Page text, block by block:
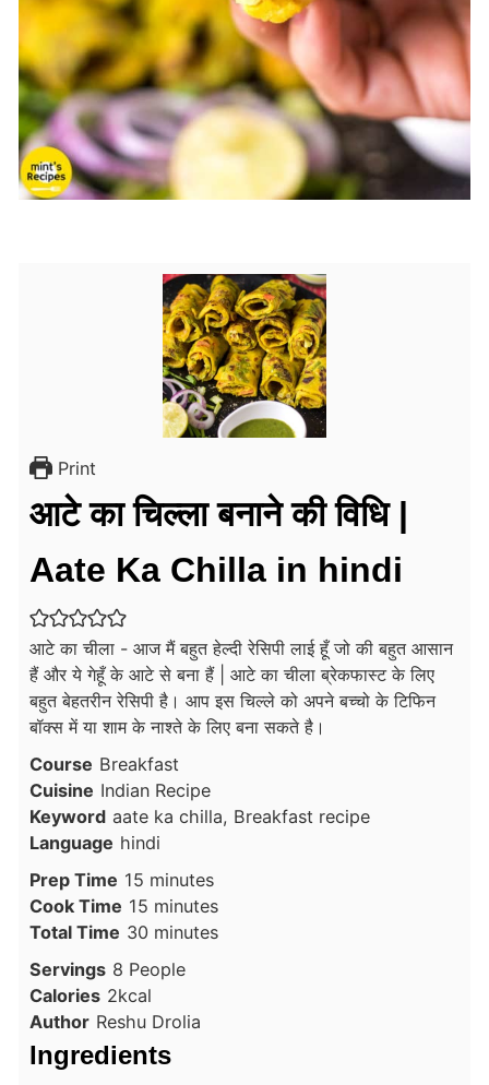
Print
आटे का चिल्ला बनाने की विधि |
Aate Ka Chilla in hindi
आटे का चीला - आज मैं बहुत हेल्दी रेसिपी लाई हूँ जो की बहुत आसान
हैं और ये गेहूँ के आटे से बना हैं | आटे का चीला ब्रेकफास्ट के लिए
बहुत बेहतरीन रेसिपी है। आप इस चिल्ले को अपने बच्चो के टिफिन
बॉक्स में या शाम के नाश्ते के लिए बना सकते है।
Course Breakfast
Cuisine Indian Recipe
Keyword aate ka chilla, Breakfast recipe
Language hindi
Prep Time 15 minutes
minutes
Cook Time 15 minutes
minutes
Total Time 30 minutes
minutes
Servings 8 People
Calories 2kcal
Author Reshu Drolia
Ingredients